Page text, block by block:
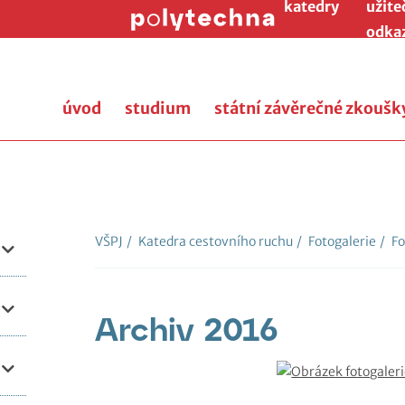
katedry
úvod studium státní závěrečné
VŠPJ / Katedra cestovního ruchu / Fotogalerie /
Archiv 2016